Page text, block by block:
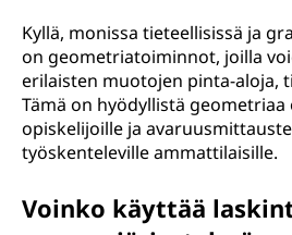
Kyllä, monissa tieteellisissä ja
on geometriatoiminnot, joilla
erilaisten muotojen pinta-aloja,
Tämä on hyödyllistä geometriaa
opiskelijoille ja
työskenteleville ammattilaisille.
Voinko käyttää